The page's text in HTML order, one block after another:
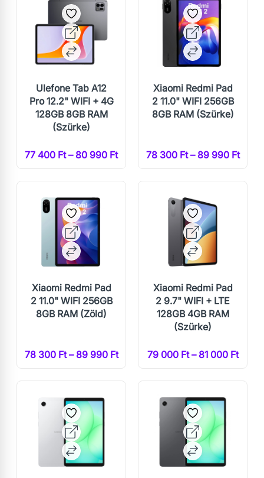
Ulefone Tab A12
Pro 12.2" WIFI + 4G
128GB 8GB RAM
(Szürke)
77 400 Ft – 80 990 Ft
Xiaomi Redmi Pad
2 11.0" WIFI 256GB
8GB RAM (Szürke)
78 300 Ft – 89 990 Ft
Xiaomi Redmi Pad
2 11.0" WIFI 256GB
8GB RAM (Zöld)
78 300 Ft – 89 990 Ft
Xiaomi Redmi Pad
2 9.7" WIFI + LTE
128GB 4GB RAM
(Szürke)
79 000 Ft – 81 000 Ft